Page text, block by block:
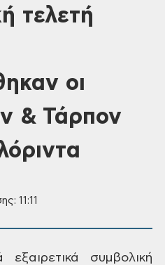
τελετή
οι
& Τάρπον
11:11
εξαιρετικά συμβολική